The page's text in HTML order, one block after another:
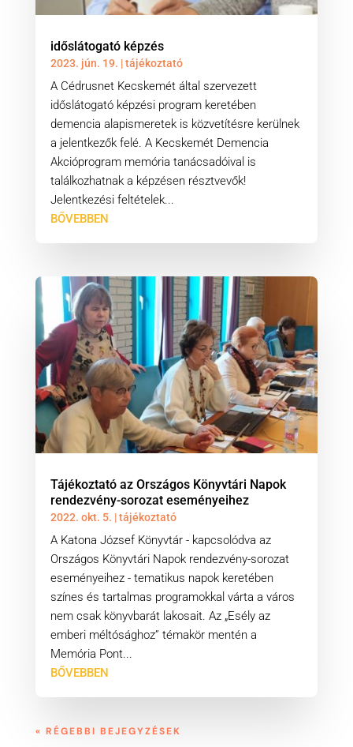
időslátogató képzés
2023. jún. 19. |tájékoztató
A Cédrusnet Kecskemét által szervezett
időslátogató képzési program keretében
demencia alapismeretek is közvetítésre kerülnek
a jelentkezők felé. A Kecskemét Demencia
Akcióprogram memória tanácsadóival is
találkozhatnak a képzésen résztvevők!
Jelentkezési feltételek...
BŐVEBBEN
Tájékoztató az Országos Könyvtári Napok
rendezvény-sorozat eseményeihez
2022. okt. 5. |tájékoztató
A Katona József Könyvtár - kapcsolódva az
Országos Könyvtári Napok rendezvény-sorozat
eseményeihez - tematikus napok keretében
színes és tartalmas programokkal várta a város
nem csak könyvbarát lakosait. Az „Esély az
emberi méltósághoz” témakör mentén a
Memória Pont...
BŐVEBBEN
« RÉGEBBI BEJEGYZÉSEK